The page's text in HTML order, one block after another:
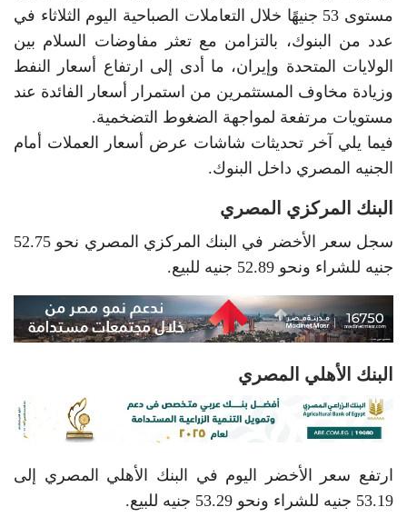
مستوى 53 جنيهًا خلال التعاملات الصباحية اليوم الثلاثاء في
عدد من البنوك، بالتزامن مع تعثر مفاوضات السلام بين
الولايات المتحدة وإيران، ما أدى إلى ارتفاع أسعار النفط
وزيادة مخاوف المستثمرين من استمرار أسعار الفائدة عند
مستويات مرتفعة لمواجهة الضغوط التضخمية.
فيما يلي آخر تحديثات شاشات عرض أسعار العملات أمام
الجنيه المصري داخل البنوك.
البنك المركزي المصري
سجل سعر الأخضر في البنك المركزي المصري نحو 52.75
جنيه للشراء ونحو 52.89 جنيه للبيع.
البنك الأهلي المصري
ارتفع سعر الأخضر اليوم في البنك الأهلي المصري إلى
53.19 جنيه للشراء ونحو 53.29 جنيه للبيع.